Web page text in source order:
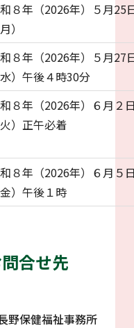
８年（2026年）５月25
）
８年（2026年）５月27
水）午後４時30分
８年（2026年）６月２
火）正午必着
８年（2026年）６月５
金）午後１時
合せ先
野保健福祉事務所